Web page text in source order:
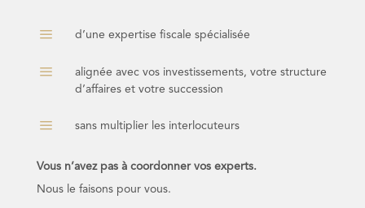
a d’une expertise fiscale spécialisée
a
alignée avec vos investissements, votre structure
d’affaires et votre succession
a sans multiplier les interlocuteurs
Vous n’avez pas à coordonner vos experts.
Nous le faisons pour vous.